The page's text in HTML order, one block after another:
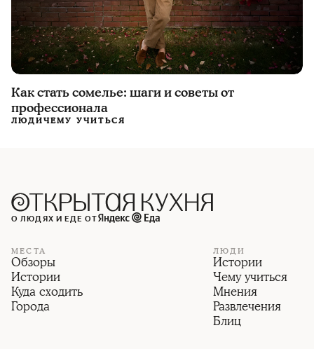
Как стать сомелье: шаги и советы от
профессионала
ЛЮДИЧЕМУ УЧИТЬСЯ
О ЛЮДЯХ И ЕДЕ ОТ
МЕСТА
Обзоры
Истории
Куда сходить
Города
ЛЮДИ
Истории
Чему учиться
Мнения
Развлечения
Блиц